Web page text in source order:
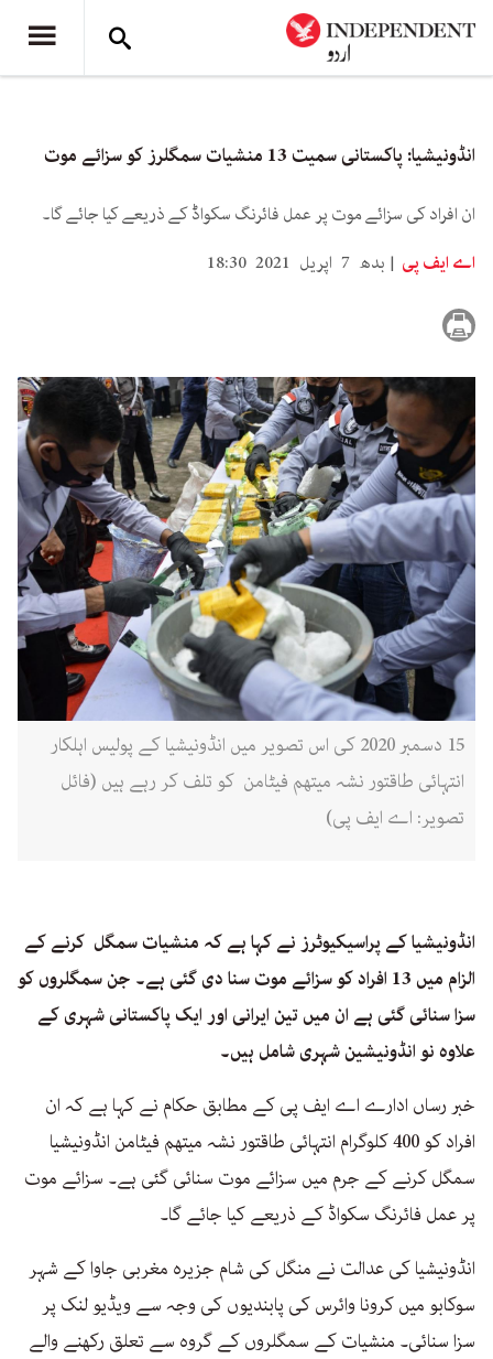
انڈونیشیا: پاکستانی سمیت 13 منشیات سمگلرز کو سزائے موت
ان افراد کی سزائے موت پر عمل فائرنگ سکواڈ کے ذریعے کیا جائے گا۔
اے ایف پی
بدھ 7 اپریل 2021 18:30
15 دسمبر 2020 کی اس تصویر میں انڈونیشیا کے پولیس اہلکار
انتہائی طاقتور نشہ میتھم فیٹامن کو تلف کر رہے ہیں (فائل
تصویر: اے ایف پی)
انڈونیشیا کے پراسیکیوٹرز نے کہا ہے کہ منشیات سمگل کرنے کے
الزام میں 13 افراد کو سزائے موت سنا دی گئی ہے۔ جن سمگلروں کو
سزا سنائی گئی ہے ان میں تین ایرانی اور ایک پاکستانی شہری کے
علاوہ نو انڈونیشین شہری شامل ہیں۔
خبر رساں ادارے اے ایف پی کے مطابق حکام نے کہا ہے کہ ان
افراد کو 400 کلوگرام انتہائی طاقتور نشہ میتھم فیٹامن انڈونیشیا
سمگل کرنے کے جرم میں سزائے موت سنائی گئی ہے۔ سزائے موت
پر عمل فائرنگ سکواڈ کے ذریعے کیا جائے گا۔
انڈونیشیا کی عدالت نے منگل کی شام جزیرہ مغربی جاوا کے شہر
سوکابو میں کرونا وائرس کی پابندیوں کی وجہ سے ویڈیو لنک پر
سزا سنائی۔ منشیات کے سمگلروں کے گروہ سے تعلق رکھنے والے